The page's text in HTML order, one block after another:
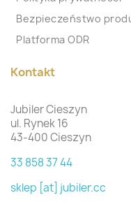
Bezpieczeństwo
Platforma ODR
Kontakt
Jubiler Cieszyn
ul. Rynek 16
43-400 Cieszyn
33 858 37 44
sklep [at] jubiler.cc